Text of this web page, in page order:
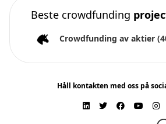
Beste crowdfunding
Crowdfunding av aktier
Håll kontakten med oss på